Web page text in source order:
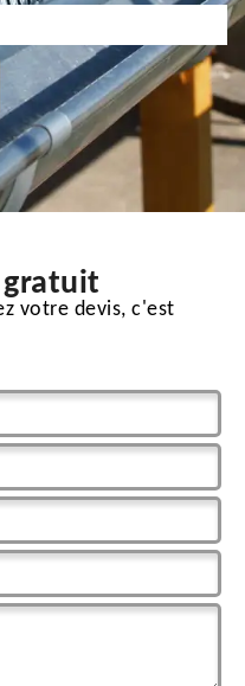
gratuit
votre devis, c'est